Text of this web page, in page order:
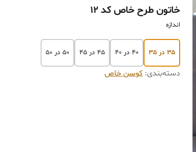
خاتون طرح خاص کد ۱۲
اندازه
۳۵ در ۳۵ ۴۰ در ۴۰ ۴۵ در ۴۵ ۵۰ در ۵۰
دسته‌بندی:کوسن خاص